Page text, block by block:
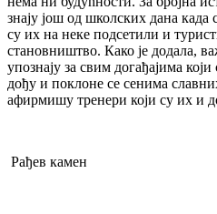
знају још од школских дана када
су их на неке подсетили и
становништво. Како је додала,
упознају за свим догађајима
дођу и поклоне се сенима
афирмишу тренери који су их и
Рађев камен